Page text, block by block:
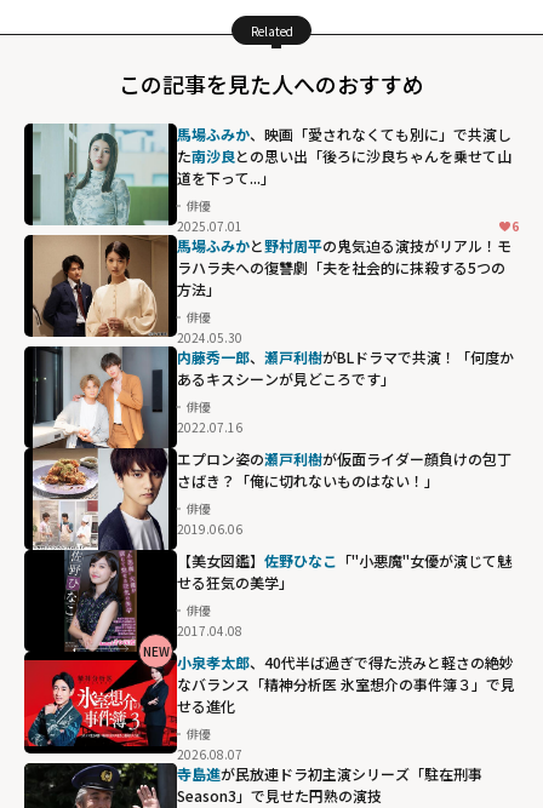
Related
この記事を見た人へのおすすめ
馬場ふみか、映画「愛されなくても別に」で共演し
た南沙良との思い出「後ろに沙良ちゃんを乗せて山
道を下って...」
俳優
2025.07.01
6
馬場ふみかと野村周平の鬼気迫る演技がリアル！モ
ラハラ夫への復讐劇「夫を社会的に抹殺する5つの
方法」
俳優
2024.05.30
内藤秀一郎、 瀬戸利樹がBLドラマで共演！「何度か
あるキスシーンが見どころです」
俳優
2022.07.16
エプロン姿の瀬戸利樹が仮面ライダー顔負けの包丁
さばき？「俺に切れないものはない！」
俳優
2019.06.06
【美女図鑑】 佐野ひなこ 「"小悪魔"女優が演じて魅
せる狂気の美学」
俳優
2017.04.08
小泉孝太郎、40代半ば過ぎで得た渋みと軽さの絶妙
なバランス「精神分析医 氷室想介の事件簿３」で見
せる進化
俳優
2026.08.07
NEW
寺島進が民放連ドラ初主演シリーズ「駐在刑事
Season3」で見せた円熟の演技